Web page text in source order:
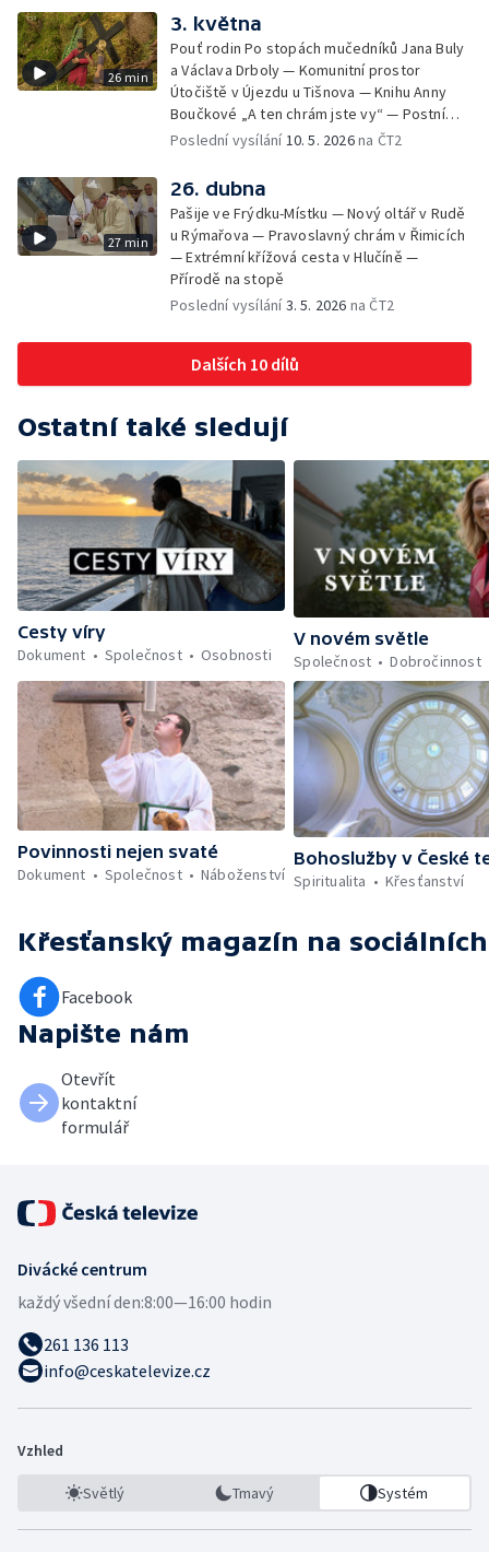
26 min
3. května
Pouť rodin Po stopách mučedníků Jana Buly
a Václava Drboly — Komunitní prostor
Útočiště v Újezdu u Tišnova — Knihu Anny
Boučkové „A ten chrám jste vy“ — Postní
betlém v kostele sv. Jakuba Většího v
Poslední vysílání10. 5. 2026na ČT2
27 min
26. dubna
Pašije ve Frýdku-Místku — Nový oltář v Rudě
u Rýmařova — Pravoslavný chrám v Řimicích
— Extrémní křížová cesta v Hlučíně —
Přírodě na stopě
Poslední vysílání3. 5. 2026 na ČT2
Dalších 10 dílů
Ostatní také sledují
Cesty víry
Dokument
Společnost Osobnosti
V novém světle
Společnost
Dobročinnost
Povinnosti nejen svaté
Dokument
Společnost Náboženství
Bohoslužby v České
Spiritualita
Křesťanství
Křesťanský magazín na
Facebook
Napište nám
Otevřít
kontaktní
formulář
Divácké centrum
každý všední den:8:00—16:00 hodin
261 136 113
info@ceskatelevize.cz
Vzhled
Světlý Tmavý Systém